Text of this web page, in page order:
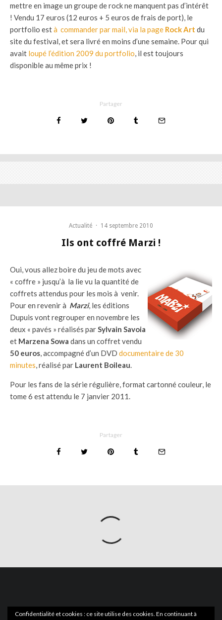
mettre en image un groupe de rock ne manquent pas d’intérêt
! Vendu 17 euros (12 euros + 5 euros de frais de port), le
portfolio està commander par mail, via la page Rock Art du
site du festival, et sera livré en moins d’une semaine. Pour qui
avait loupé l’édition 2009 du portfolio , il est toujours
disponible au même prix !
Partager
Actualité · 14 septembre 2010
Ils ont coffré Marzi !
Oui, vous allez boire du jeu de mots avec
« coffre » jusqu’à la lie vu la quantité de
coffrets attendus pour les mois à venir.
Pour en revenir à Marzi, les éditions
Dupuis vont regrouper en novembre les
deux « pavés » réalisés par Sylvain Savoia
et Marzena Sowa dans un coffret vendu
50 euros , accompagné d’un DVD documentaire de 30
minutes , réalisé par Laurent Boileau
Pour les fans de la série régulière, format cartonné couleur, le
tome 6 est attendu le 7 janvier 2011.
Partager
Confidentialité et cookies : ce site utilise des cookies. En continuant à